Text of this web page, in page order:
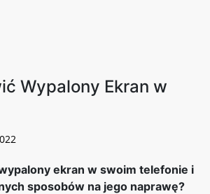
Wypalony Ekran w
ekran w swoim telefonie i
sposobów na jego naprawę?